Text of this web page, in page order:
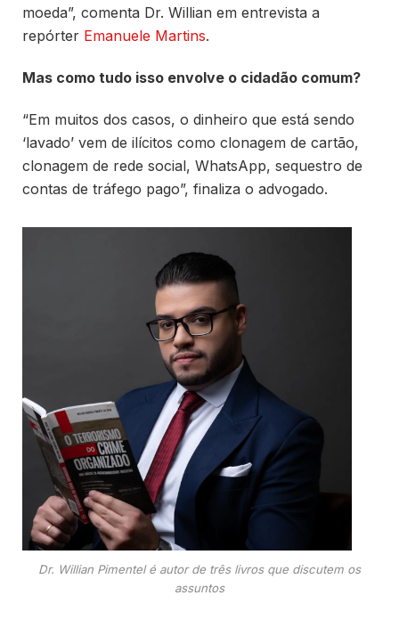
moeda”, comenta Dr. Willian em entrevista a
repórter Emanuele Martins.
Mas como tudo isso envolve o cidadão comum?
“Em muitos dos casos, o dinheiro que está sendo
‘lavado’ vem de ilícitos como clonagem de cartão,
clonagem de rede social, WhatsApp, sequestro de
contas de tráfego pago”, finaliza o advogado.
Dr. Willian Pimentel é autor de três livros que discutem os
assuntos